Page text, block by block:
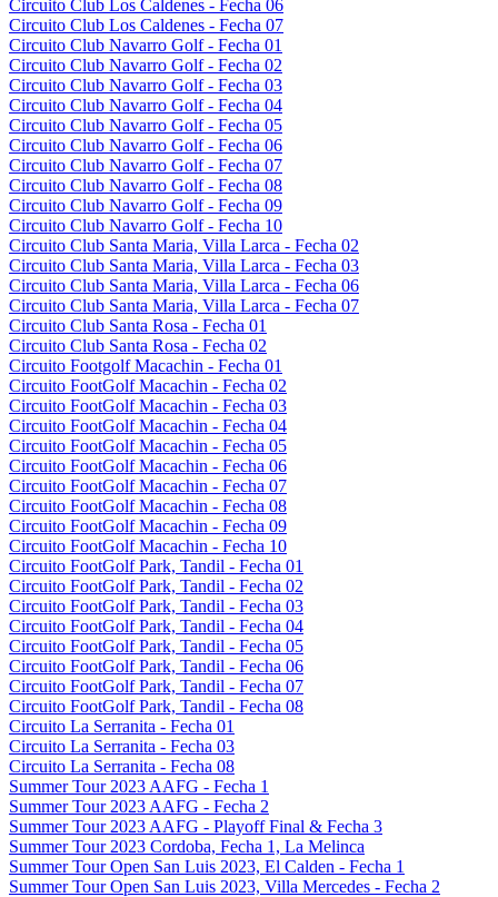
Circuito Club Los Caldenes - Fecha 06
Circuito Club Los Caldenes - Fecha 07
Circuito Club Navarro Golf - Fecha 01
Circuito Club Navarro Golf - Fecha 02
Circuito Club Navarro Golf - Fecha 03
Circuito Club Navarro Golf - Fecha 04
Circuito Club Navarro Golf - Fecha 05
Circuito Club Navarro Golf - Fecha 06
Circuito Club Navarro Golf - Fecha 07
Circuito Club Navarro Golf - Fecha 08
Circuito Club Navarro Golf - Fecha 09
Circuito Club Navarro Golf - Fecha 10
Circuito Club Santa Maria, Villa Larca - Fecha 02
Circuito Club Santa Maria, Villa Larca - Fecha 03
Circuito Club Santa Maria, Villa Larca - Fecha 06
Circuito Club Santa Maria, Villa Larca - Fecha 07
Circuito Club Santa Rosa - Fecha 01
Circuito Club Santa Rosa - Fecha 02
Circuito Footgolf Macachin - Fecha 01
Circuito FootGolf Macachin - Fecha 02
Circuito FootGolf Macachin - Fecha 03
Circuito FootGolf Macachin - Fecha 04
Circuito FootGolf Macachin - Fecha 05
Circuito FootGolf Macachin - Fecha 06
Circuito FootGolf Macachin - Fecha 07
Circuito FootGolf Macachin - Fecha 08
Circuito FootGolf Macachin - Fecha 09
Circuito FootGolf Macachin - Fecha 10
Circuito FootGolf Park, Tandil - Fecha 01
Circuito FootGolf Park, Tandil - Fecha 02
Circuito FootGolf Park, Tandil - Fecha 03
Circuito FootGolf Park, Tandil - Fecha 04
Circuito FootGolf Park, Tandil - Fecha 05
Circuito FootGolf Park, Tandil - Fecha 06
Circuito FootGolf Park, Tandil - Fecha 07
Circuito FootGolf Park, Tandil - Fecha 08
Circuito La Serranita - Fecha 01
Circuito La Serranita - Fecha 03
Circuito La Serranita - Fecha 08
Summer Tour 2023 AAFG - Fecha 1
Summer Tour 2023 AAFG - Fecha 2
Summer Tour 2023 AAFG - Playoff Final & Fecha 3
Summer Tour 2023 Cordoba, Fecha 1, La Melinca
Summer Tour Open San Luis 2023, El Calden - Fecha 1
Summer Tour Open San Luis 2023, Villa Mercedes - Fecha 2